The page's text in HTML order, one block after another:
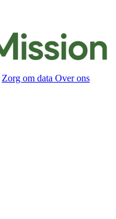
Zorg om data Over ons